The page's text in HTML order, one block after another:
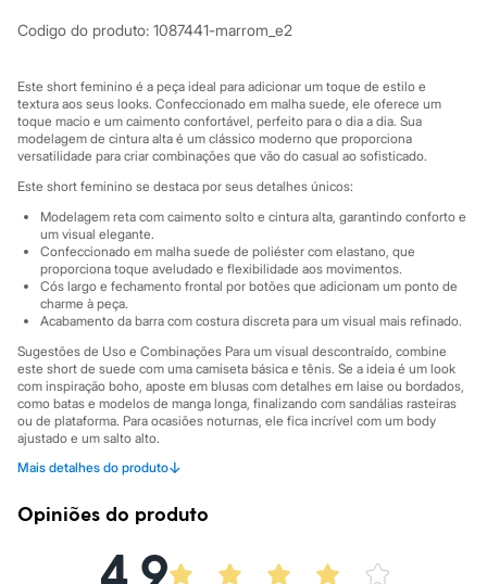
Marcas
Mindset
Sawary
Yessica
Moda esportiva
Acessórios
Blusas
Leggings
Shorts e Bermudas
Tops
Moda íntima
Calcinhas
Cintas e Modeladores
Pijamas
Sutiãs e Tops
Moda praia
Biquínis
Maiôs
Personagens
Blusas e Camisetas
Casacos e Jaquetas
Codigo do produto: 1087441-marrom_e2
Este short feminino é a peça ideal para adicionar um toque de estilo e
textura aos seus looks. Confeccionado em malha suede, ele oferece um
toque macio e um caimento confortável, perfeito para o dia a dia. Sua
modelagem de cintura alta é um clássico moderno que proporciona
versatilidade para criar combinações que vão do casual ao sofisticado.
Este short feminino se destaca por seus detalhes únicos:
Modelagem reta com caimento solto e cintura alta, garantindo conforto e
um visual elegante.
Confeccionado em malha suede de poliéster com elastano, que
proporciona toque aveludado e flexibilidade aos movimentos.
Cós largo e fechamento frontal por botões que adicionam um ponto de
charme à peça.
Acabamento da barra com costura discreta para um visual mais refinado.
Sugestões de Uso e Combinações Para um visual descontraído, combine
este short de suede com uma camiseta básica e tênis. Se a ideia é um look
com inspiração boho, aposte em blusas com detalhes em laise ou bordados,
como batas e modelos de manga longa, finalizando com sandálias rasteiras
ou de plataforma. Para ocasiões noturnas, ele fica incrível com um body
ajustado e um salto alto.
A gente se encontra na C&A! ❤
moda das revistas mais importantes do país, trazendo as maiores tendências
A Modelo veste tamanho P.Suas medidas são:
Mais detalhes do produto↓
Opiniões do produto